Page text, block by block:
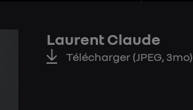
Laurent Claude
Télécharger (JPEG, 3mo)